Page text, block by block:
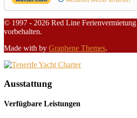
© 1997 - 2026 Red Line
vorbehalten.
Made with by Graphene Themes.
Ausstattung
Verfügbare Leistungen